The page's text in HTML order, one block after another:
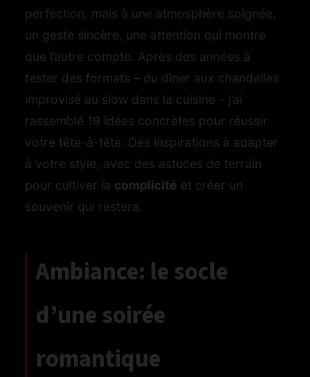
perfection, mais à une atmosphère soignée,
un geste sincère, une attention qui montre
que l’autre compte. Après des années à
tester des formats – du dîner aux chandelles
improvisé au slow dans la cuisine – j’ai
rassemblé 19 idées concrètes pour réussir
votre tête-à-tête. Des inspirations à adapter
à votre style, avec des astuces de terrain
pour cultiver la complicité et créer un
souvenir qui restera.
Ambiance: le socle
d’une soirée
romantique